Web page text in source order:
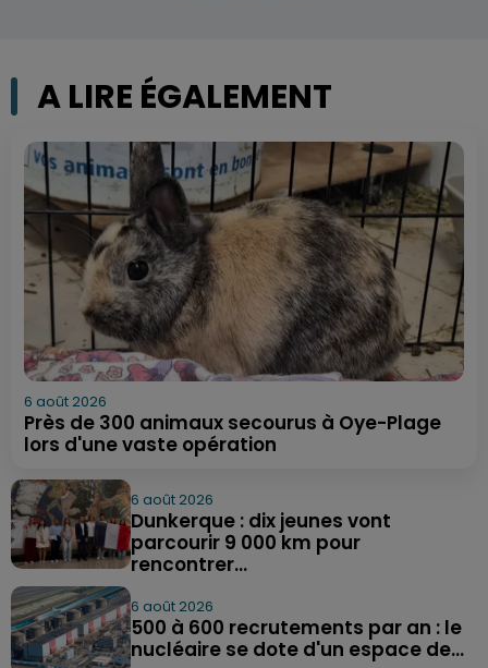
A LIRE ÉGALEMENT
6 août 2026
Près de 300 animaux secourus à Oye-Plage
lors d'une vaste opération
6 août 2026
Dunkerque : dix jeunes vont
parcourir 9 000 km pour
rencontrer...
6 août 2026
500 à 600 recrutements par an : le
nucléaire se dote d'un espace de...